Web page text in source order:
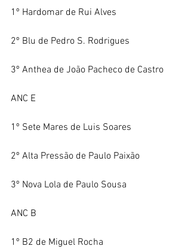
1º Hardomar de Rui Alves
2º Blu de Pedro S. Rodrigues
3º Anthea de João Pacheco de Castro
ANC E
1º Sete Mares de Luis Soares
2º Alta Pressão de Paulo Paixão
3º Nova Lola de Paulo Sousa
ANC B
1º B2 de Miguel Rocha